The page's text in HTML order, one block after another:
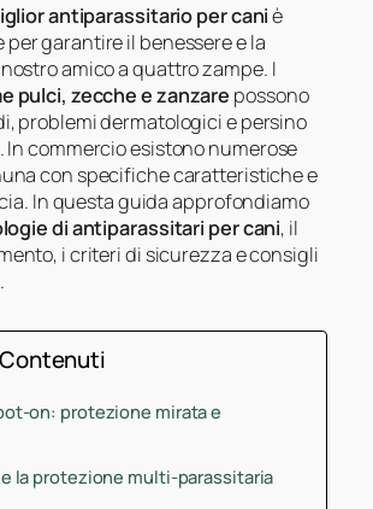
antiparassitario per caniè
garantire il benessere e la
amico a quattro zampe. I
pulci, zecche e zanzare possono
problemi dermatologici e persino
In commercio esistono numerose
con specifiche caratteristiche e
In questa guida approfondiamo
di antiparassitari per cani, il
i criteri di sicurezza e consigli
on: protezione mirata e
la protezione multi-parassitaria